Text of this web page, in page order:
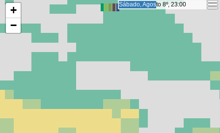
Domingo, Agosto 9º, 18:00
Domingo, Agosto 9º, 18:00
+
−